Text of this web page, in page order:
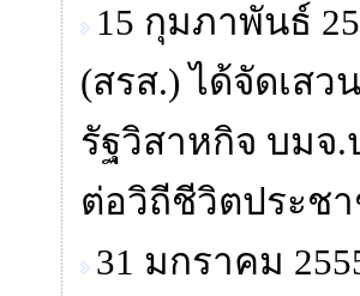
15 กุมภาพันธ์
(สรส.) ได้จัดเส
รัฐวิสาหกิจ บมจ
ต่อวิถีชีวิตประช
31 มกราคม